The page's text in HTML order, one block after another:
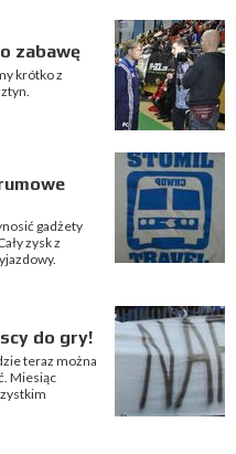
zabawę
krótko z
gadżety
zysk z
do gry!
teraz można
Miesiąc